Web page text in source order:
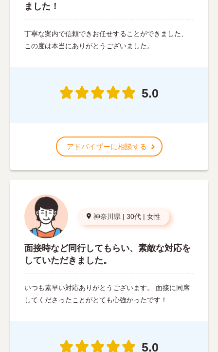
ました！
丁寧な案内で信頼できお任せすることができました、
この度は本当にありがとうございました。
5.0
アドバイザーに相談する
神奈川県 | 30代 | 女性
面接時など同行してもらい、素敵な対応を
していただきました。
いつも素早い対応ありがとうございます。 面接に同席
してくださったことがとても心強かったです！
5.0